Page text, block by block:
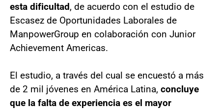
esta dificultad, de acuerdo con el estudio de
Escasez de Oportunidades Laborales de
ManpowerGroup en colaboración con Junior
Achievement Americas.
El estudio, a través del cual se encuestó a más
de 2 mil jóvenes en América Latina, concluye
que la falta de experiencia es el mayor